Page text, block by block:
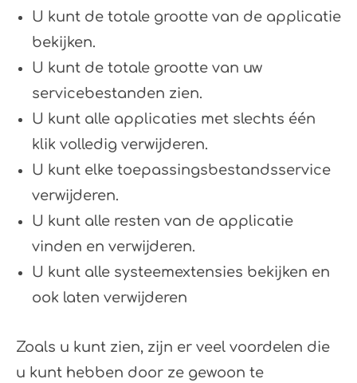
U kunt de totale grootte van de applicatie
bekijken.
U kunt de totale grootte van uw
servicebestanden zien.
U kunt alle applicaties met slechts één
klik volledig verwijderen.
U kunt elke toepassingsbestandsservice
verwijderen.
U kunt alle resten van de applicatie
vinden en verwijderen.
U kunt alle systeemextensies bekijken en
ook laten verwijderen
Zoals u kunt zien, zijn er veel voordelen die
u kunt hebben door ze gewoon te